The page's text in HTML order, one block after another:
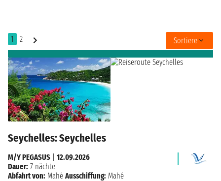
1 2 Sortiere
Seychelles: Seychelles
M/Y PEGASUS
12.09.2026
Dauer: 7 nächte
Abfahrt von: Mahé Ausschiffung: Mahé